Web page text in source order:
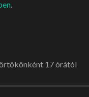
.
17 órától